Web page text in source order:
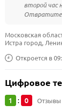
второй час
Откроется в
Московская
Истра город,
Цифровое
1 : 0 Отзывы